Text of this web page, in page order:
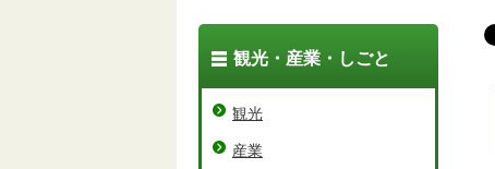
観光・産業・しごと
観光
産業